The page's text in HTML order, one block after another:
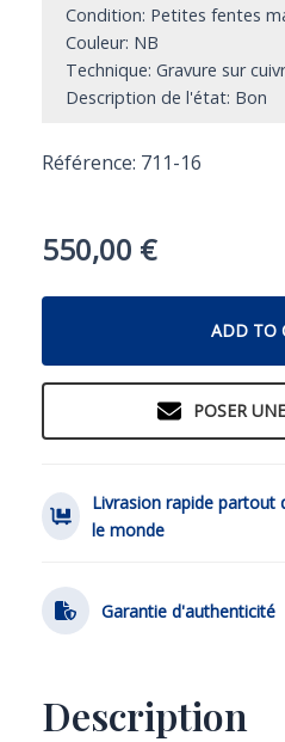
Condition: Petites fentes
Couleur: NB
Technique: Gravure sur
Description de l'état: Bon
Référence: 711-16
550,00 €
ADD TO
POSER
Livrasion rapide partout
le monde
Garantie d'authenticité
Description